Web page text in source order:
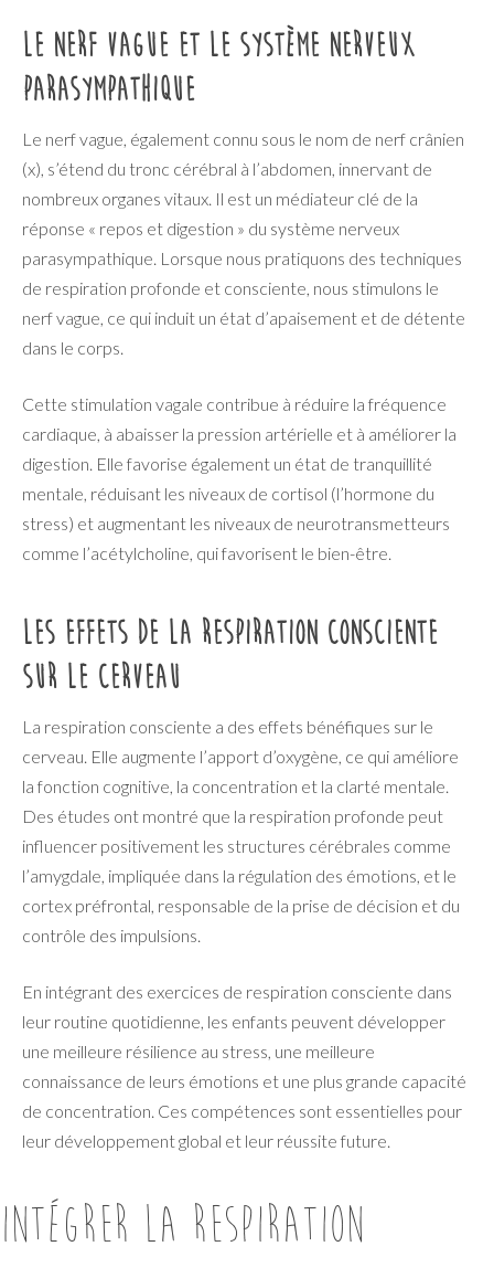
Le nerf vague et le système nerveux
parasympathique
Le nerf vague, également connu sous le nom de nerf crânien
(x), s’étend du tronc cérébral à l’abdomen, innervant de
nombreux organes vitaux. Il est un médiateur clé de la
réponse « repos et digestion » du système nerveux
parasympathique. Lorsque nous pratiquons des techniques
de respiration profonde et consciente, nous stimulons le
nerf vague, ce qui induit un état d’apaisement et de détente
dans le corps.
Cette stimulation vagale contribue à réduire la fréquence
cardiaque, à abaisser la pression artérielle et à améliorer la
digestion. Elle favorise également un état de tranquillité
mentale, réduisant les niveaux de cortisol (l’hormone du
stress) et augmentant les niveaux de neurotransmetteurs
comme l’acétylcholine, qui favorisent le bien-être.
Les effets de la respiration consciente
sur le cerveau
La respiration consciente a des effets bénéfiques sur le
cerveau. Elle augmente l’apport d’oxygène, ce qui améliore
la fonction cognitive, la concentration et la clarté mentale.
Des études ont montré que la respiration profonde peut
influencer positivement les structures cérébrales comme
l’amygdale, impliquée dans la régulation des émotions, et le
cortex préfrontal, responsable de la prise de décision et du
contrôle des impulsions.
En intégrant des exercices de respiration consciente dans
leur routine quotidienne, les enfants peuvent développer
une meilleure résilience au stress, une meilleure
connaissance de leurs émotions et une plus grande capacité
de concentration. Ces compétences sont essentielles pour
leur développement global et leur réussite future.
Intégrer la respiration